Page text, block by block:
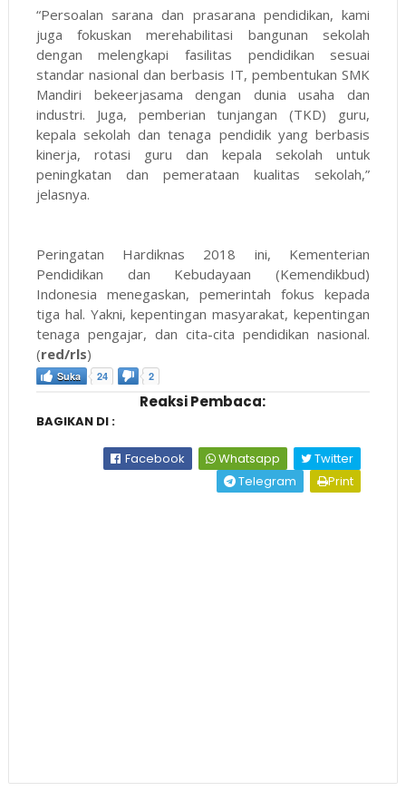
“Persoalan sarana dan prasarana pendidikan, kami
juga fokuskan merehabilitasi bangunan sekolah
dengan melengkapi fasilitas pendidikan sesuai
standar nasional dan berbasis IT, pembentukan SMK
Mandiri bekeerjasama dengan dunia usaha dan
industri. Juga, pemberian tunjangan (TKD) guru,
kepala sekolah dan tenaga pendidik yang berbasis
kinerja, rotasi guru dan kepala sekolah untuk
peningkatan dan pemerataan kualitas sekolah,”
jelasnya.
Peringatan Hardiknas 2018 ini, Kementerian
Pendidikan dan Kebudayaan (Kemendikbud)
Indonesia menegaskan, pemerintah fokus kepada
tiga hal. Yakni, kepentingan masyarakat, kepentingan
tenaga pengajar, dan cita-cita pendidikan nasional.
(red/rls)
Suka 24 2
Reaksi Pembaca:
BAGIKAN DI :
Facebook Whatsapp
Twitter
Telegram
Print